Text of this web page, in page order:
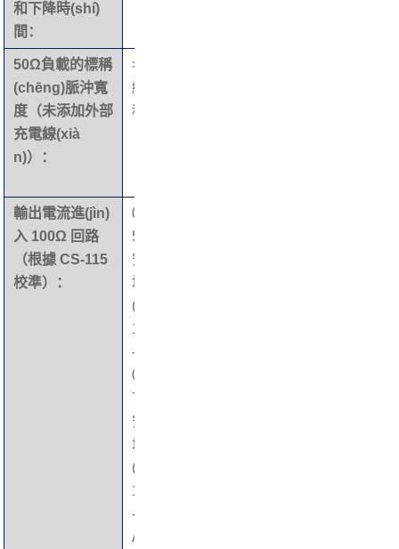
和下降時(shí)
間：
50Ω負載的標稱
(chēng)脈沖寬
度（未添加外部
充電線(xià
n)）：
>30
納
秒
輸出電流進(jìn)
入 100Ω 回路
（根據 CS-115
校準）：
0 –
5.4
安
培
(F-
120
-2)
0 –
7.2
安
培
(F-
120
-6
A）